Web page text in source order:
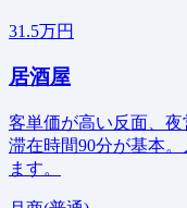
31.5万円
居酒屋
客単価が高い反面、夜
滞在時間90分が基本
ます。